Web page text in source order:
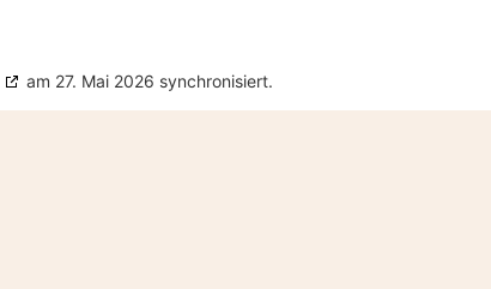
am 27. Mai 2026 synchronisiert.